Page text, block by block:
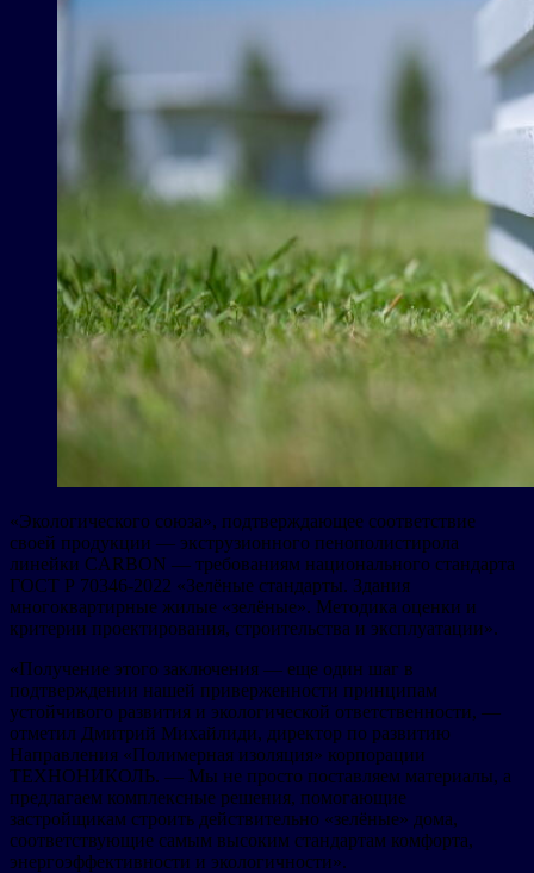
«Экологического союза», подтверждающее соответствие
своей продукции — экструзионного пенополистирола
линейки CARBON — требованиям национального стандарта
ГОСТ Р 70346-2022 «Зелёные стандарты. Здания
многоквартирные жилые «зелёные». Методика оценки и
критерии проектирования, строительства и эксплуатации».
«Получение этого заключения — еще один шаг в
подтверждении нашей приверженности принципам
устойчивого развития и экологической ответственности, —
отметил Дмитрий Михайлиди, директор по развитию
Направления «Полимерная изоляция» корпорации
ТЕХНОНИКОЛЬ. — Мы не просто поставляем материалы, а
предлагаем комплексные решения, помогающие
застройщикам строить действительно «зелёные» дома,
соответствующие самым высоким стандартам комфорта,
энергоэффективности и экологичности».